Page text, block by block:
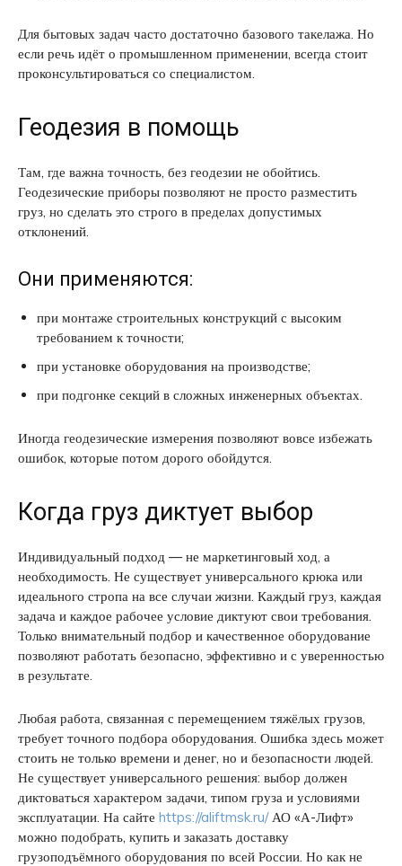
Для бытовых задач часто достаточно базового такелажа. Но
если речь идёт о промышленном применении, всегда стоит
проконсультироваться со специалистом.
Геодезия в помощь
Там, где важна точность, без геодезии не обойтись.
Геодезические приборы позволяют не просто разместить
груз, но сделать это строго в пределах допустимых
отклонений.
Они применяются:
при монтаже строительных конструкций с высоким
требованием к точности;
при установке оборудования на производстве;
при подгонке секций в сложных инженерных объектах.
Иногда геодезические измерения позволяют вовсе избежать
ошибок, которые потом дорого обойдутся.
Когда груз диктует выбор
Индивидуальный подход — не маркетинговый ход, а
необходимость. Не существует универсального крюка или
идеального стропа на все случаи жизни. Каждый груз, каждая
задача и каждое рабочее условие диктуют свои требования.
Только внимательный подбор и качественное оборудование
позволяют работать безопасно, эффективно и с уверенностью
в результате.
Любая работа, связанная с перемещением тяжёлых грузов,
требует точного подбора оборудования. Ошибка здесь может
стоить не только времени и денег, но и безопасности людей.
Не существует универсального решения: выбор должен
диктоваться характером задачи, типом груза и условиями
эксплуатации. На сайте https://aliftmsk.ru/АО «А-Лифт»
можно подобрать, купить и заказать доставку
грузоподъёмного оборудования по всей России. Но как не